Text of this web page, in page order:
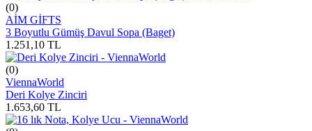
(0)
AİM GİFTS
3 Boyutlu Gümüş Davul Sopa (Baget)
1.251,10 TL
(0)
ViennaWorld
Deri Kolye Zinciri
1.653,60 TL